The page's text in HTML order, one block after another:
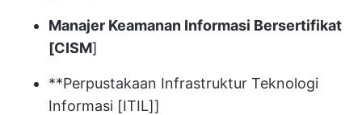
Manajer Keamanan Informasi Bersertifikat
[CISM]
**Perpustakaan Infrastruktur Teknologi
Informasi [ITIL]]